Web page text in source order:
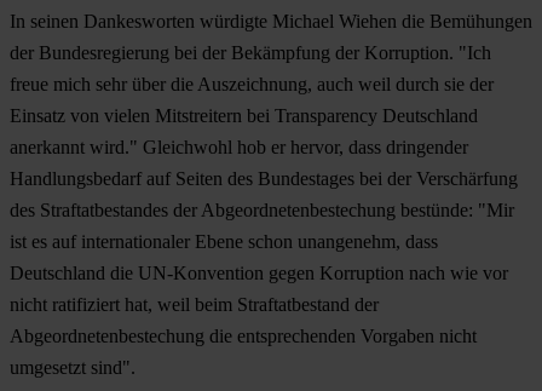
In seinen Dankesworten würdigte Michael Wiehen die Bemühungen
der Bundesregierung bei der Bekämpfung der Korruption. "Ich
freue mich sehr über die Auszeichnung, auch weil durch sie der
Einsatz von vielen Mitstreitern bei Transparency Deutschland
anerkannt wird." Gleichwohl hob er hervor, dass dringender
Handlungsbedarf auf Seiten des Bundestages bei der Verschärfung
des Straftatbestandes der Abgeordnetenbestechung bestünde: "Mir
ist es auf internationaler Ebene schon unangenehm, dass
Deutschland die UN-Konvention gegen Korruption nach wie vor
nicht ratifiziert hat, weil beim Straftatbestand der
Abgeordnetenbestechung die entsprechenden Vorgaben nicht
umgesetzt sind".